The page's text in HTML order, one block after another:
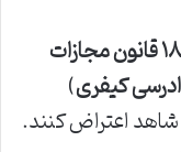
ماده ۱۸۱ قانون مجازات
)
اعتراض کنند.